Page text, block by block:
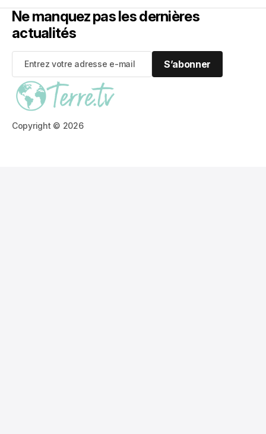
Copyright © 2026
Ne manquez pas les dernières
actualités
S’abonner
S’abonner